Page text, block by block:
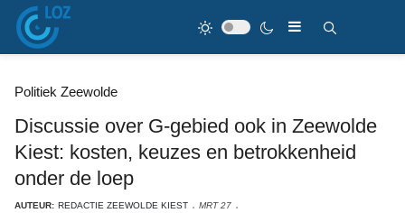
Politiek Zeewolde
Discussie over G-gebied ook in Zeewolde
Kiest: kosten, keuzes en betrokkenheid
onder de loep
AUTEUR: REDACTIE ZEEWOLDE KIEST
MRT 27